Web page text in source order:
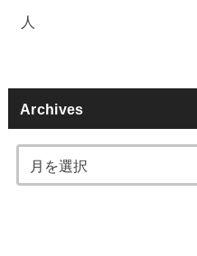
人
Archives